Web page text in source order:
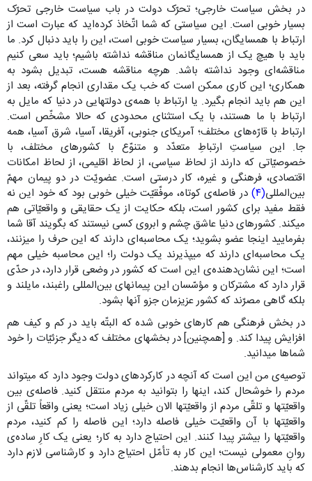
در بخش سیاست خارجی؛ تحرّک دولت در باب سیاست خارجی تحرّک
بسیار خوبی است. این سیاستی که شما اتّخاذ کرده‌اید که عبارت است از
ارتباط با همسایگان، بسیار سیاست خوبی است، این را باید دنبال کرد. ما
باید با هیچ یک از همسایگانمان مناقشه نداشته باشیم؛ باید سعی کنیم
مناقشه‌ای وجود نداشته باشد. هرچه مناقشه هست، تبدیل بشود به
همکاری؛ این کاری ممکن است که خب یک مقداری انجام گرفته، بعد از
این هم باید انجام بگیرد. یا ارتباط با همه‌ی دولتهایی در دنیا که مایل به
ارتباط با ما هستند، با یک استثنای محدودی که حالا مشخّص است.
ارتباط با قارّه‌های مختلف؛ آمریکای جنوبی، آفریقا، آسیا، شرق آسیا، همه
جا. این سیاستِ ارتباطِ متعدّد و متنوّع با کشورهای مختلف، با
خصوصیّاتی که دارند از لحاظ سیاسی، از لحاظ اقلیمی، از لحاظ امکانات
اقتصادی، فرهنگی و غیره، کار درستی است. عضویّت در دو پیمان مهمّ
بین‌المللی(۴)
در فاصله‌ی کوتاه، موفّقیّت خیلی خوبی بود که خود این نه
فقط مفید برای کشور است، بلکه حکایت از یک حقایقی و واقعیّاتی هم
میکند. کشورهای دنیا عاشق چشم و ابروی کسی نیستند که بگویند آقا شما
بفرمایید اینجا عضو بشوید؛ یک محاسبه‌ای دارند که این حرف را میزنند،
یک محاسبه‌ای دارند که میپذیرند یک دولت را؛ این محاسبه خیلی مهم
است؛ این نشان‌دهنده‌ی این است که کشور در وضعی قرار دارد، در حدّی
قرار دارد که مشترکان و مؤسّسان این پیمانهای بین‌المللی راغبند، مایلند و
بلکه گاهی مصرّند که کشور عزیزمان جزو آنها بشود.
در بخش فرهنگی هم کارهای خوبی شده که البتّه باید در کم و کیف هم
افزایش پیدا کند. و [همچنین] در بخشهای مختلف که دیگر جزئیّات را خود
شماها میدانید.
توصیه‌ی من این است که آنچه در کارکردهای دولت وجود دارد که میتواند
مردم را خوشحال کند، اینها را بتوانید به مردم منتقل کنید. فاصله‌ی بین
واقعیّتها و تلقّی مردم از واقعیّتها الان خیلی زیاد است؛ یعنی واقعاً تلقّی از
واقعیّتها با آن واقعیّت خیلی فاصله دارد؛ این فاصله را کم کنید، مردم
واقعیّتها را بیشتر پیدا کنند. این احتیاج دارد به کار؛ یعنی یک کارِ ساده‌ی
روانِ معمولی نیست؛ این کار به تأمّل احتیاج دارد و کارشناسی لازم دارد
که باید کارشناس‌ها انجام بدهند.